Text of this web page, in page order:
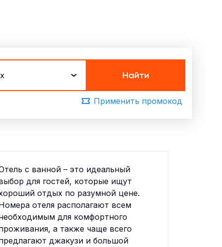
Найти
Применить промокод
с ванной – это идеальный
для гостей, которые ищут
отдых по разумной цене.
отеля располагают всем
для комфортного
а также чаще всего
джакузи и большой